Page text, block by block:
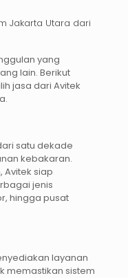
Jakarta Utara dari
yang
lain. Berikut
jasa dari Avitek
satu dekade
kebakaran.
Avitek siap
jenis
hingga pusat
layanan
memastikan sistem